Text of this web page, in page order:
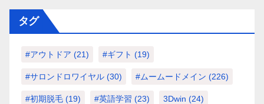
タグ
#アウトドア (21) #ギフト (19)
#サロンドロワイヤル (30) #ムームードメイン (226)
#初期脱毛 (19) #英語学習 (23) 3Dwin (24)